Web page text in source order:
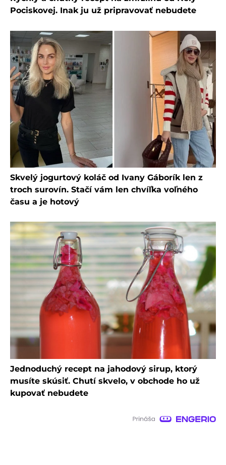
Pociskovej. Inak ju už pripravovať nebudete
Skvelý jogurtový koláč od Ivany Gáborík len z
troch surovín. Stačí vám len chvíľka voľného
času a je hotový
Jednoduchý recept na jahodový sirup, ktorý
musíte skúsiť. Chutí skvelo, v obchode ho už
kupovať nebudete